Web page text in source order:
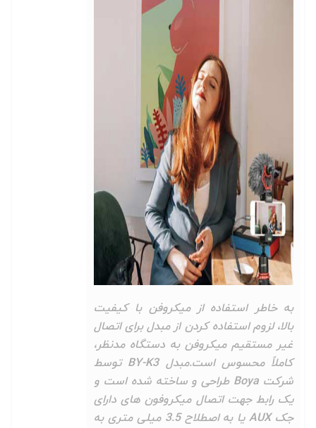
به خاطر استفاده از میکروفن با کیفیت
بالا، لزوم استفاده کردن از مبدل برای اتصال
غیر مستقیم میکروفن به دستگاه مدنظر،
کاملاً محسوس است.مبدل BY-K3 توسط
شرکت Boya طراحی و ساخته شده است و
یک رابط جهت اتصال میکروفون های دارای
جک AUX یا به اصطلاح 3.5 میلی متری به